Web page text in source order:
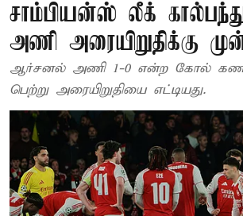
சாம்பியன்ஸ் லீக்
அணி அரையிறுதிக்கு
ஆர்சனல் அணி 1-0 என்ற கோல்
பெற்று அரையிறுதியை எட்டியது.